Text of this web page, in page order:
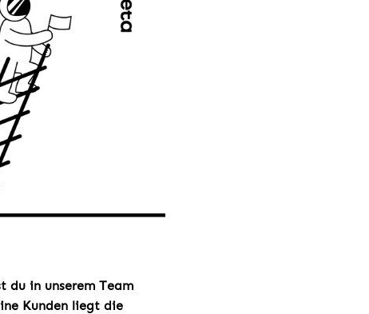
du in unserem Team
Kunden liegt die